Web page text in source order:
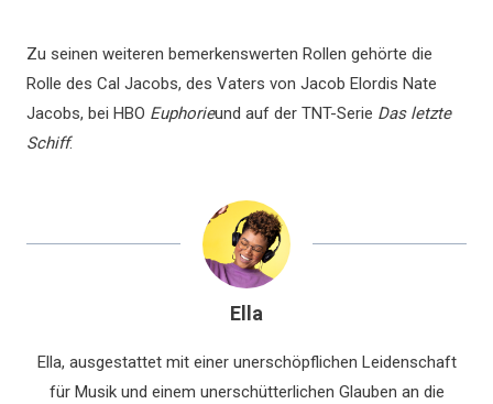
Zu seinen weiteren bemerkenswerten Rollen gehörte die
Rolle des Cal Jacobs, des Vaters von Jacob Elordis Nate
Jacobs, bei HBO Euphorieund auf der TNT-Serie Das letzte
Schiff.
Ella
Ella, ausgestattet mit einer unerschöpflichen Leidenschaft
für Musik und einem unerschütterlichen Glauben an die